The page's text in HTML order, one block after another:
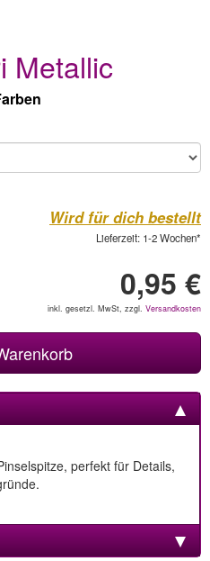
Metallic
Wird für dich bestellt
Lieferzeit: 1-2 Wochen*
0,95 €
inkl. gesetzl. MwSt, zzgl. Versandkosten
perfekt für Details,